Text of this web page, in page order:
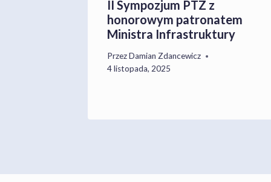
II Sympozjum PTZ z
honorowym patronatem
Ministra Infrastruktury
PrzezDamian Zdancewicz
4 listopada, 2025